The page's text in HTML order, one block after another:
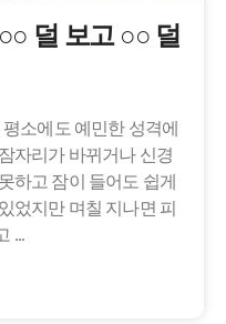
덜 보고 ○○ 덜
소에도 예민한 성격에
자리가 바뀌거나 신경
하고 잠이 들어도 쉽게
었지만 며칠 지나면 피
...